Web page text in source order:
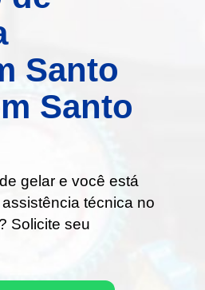
Santo
Santo
gelar e você está
técnica no
Solicite seu